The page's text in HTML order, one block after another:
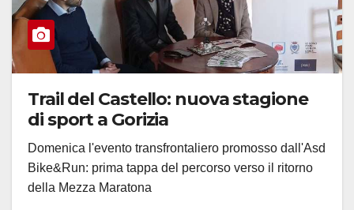
Trail del Castello: nuova stagione
di sport a Gorizia
Domenica l'evento transfrontaliero promosso dall'Asd
Bike&Run: prima tappa del percorso verso il ritorno
della Mezza Maratona